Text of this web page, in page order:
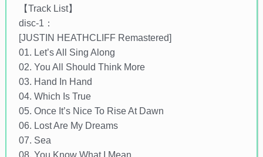
【Track List】
disc-1：
[JUSTIN HEATHCLIFF Remastered]
01. Let’s All Sing Along
02. You All Should Think More
03. Hand In Hand
04. Which Is True
05. Once It’s Nice To Rise At Dawn
06. Lost Are My Dreams
07. Sea